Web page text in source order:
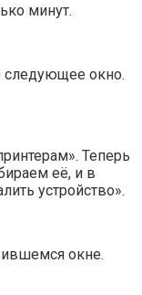
минут.
следующее окно.
Теперь
её, и в
устройство».
окне.